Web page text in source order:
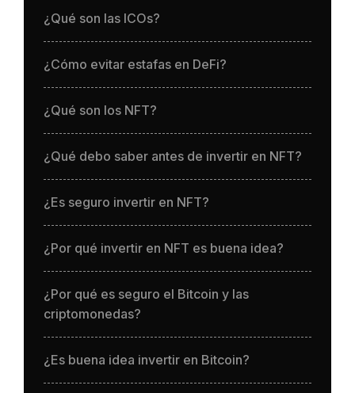
¿Qué son las ICOs?
¿Cómo evitar estafas en DeFi?
¿Qué son los NFT?
¿Qué debo saber antes de invertir en NFT?
¿Es seguro invertir en NFT?
¿Por qué invertir en NFT es buena idea?
¿Por qué es seguro el Bitcoin y las
criptomonedas?
¿Es buena idea invertir en Bitcoin?